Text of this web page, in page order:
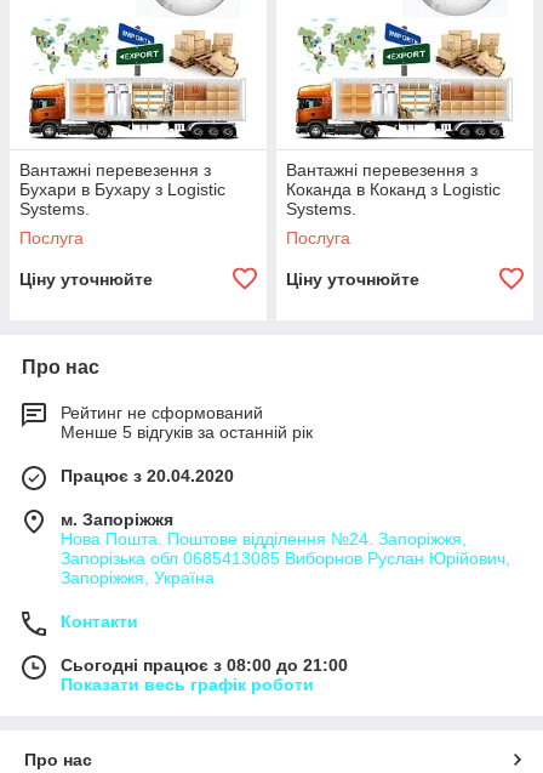
Вантажні перевезення з
Бухари в Бухару з Logistic
Systems.
Послуга
Ціну уточнюйте
Вантажні перевезення з
Коканда в Коканд з Logistic
Systems.
Послуга
Ціну уточнюйте
Про нас
Рейтинг не сформований
Менше 5 відгуків за останній рік
Працює з 20.04.2020
м. Запоріжжя
Нова Пошта. Поштове відділення №24. Запоріжжя,
Запорізька обл 0685413085 Виборнов Руслан Юрійович,
Запоріжжя, Україна
Контакти
Сьогодні працює з 08:00 до 21:00
Показати весь графік роботи
Про нас